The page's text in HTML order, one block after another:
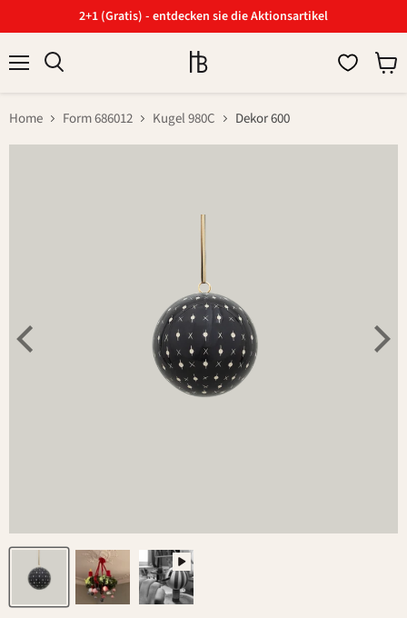
2+1 (Gratis) - entdecken sie die Aktionsartikel
Home Form 686012 Kugel 980C Dekor 600